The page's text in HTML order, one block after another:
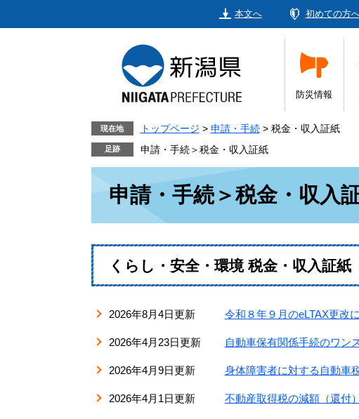
本文へ 初めての方
防災情報
現在地 トップページ > 申請・手続 > 税金・収入証紙
申請・手続＞税金・収入証紙
申請・手続＞税金・収入
くらし・安全・環境 税金・収入証紙
2026年8月4日更新 令和８年９月のeLTAX更改
2026年4月23日更新 自動車保有関係手続のワン
2026年4月9日更新 身体障害者に対する自動車
2026年4月1日更新 不動産取得税の減額（還付